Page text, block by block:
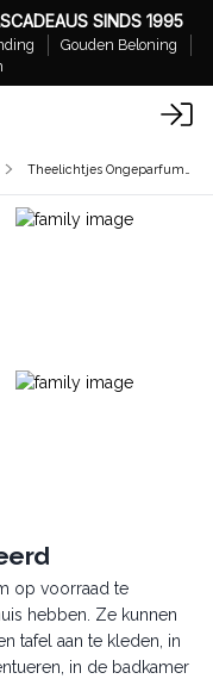
SINDS 1995
Gouden Beloning
op voorraad te
hebben. Ze kunnen
tafel aan te kleden, in
in de badkamer